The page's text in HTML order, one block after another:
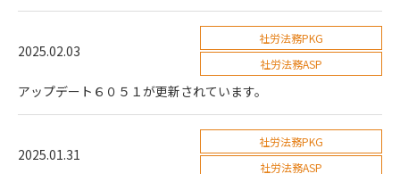
2025.02.03
社労法務PKG
社労法務ASP
アップデート６０５１が更新されています。
2025.01.31
社労法務PKG
社労法務ASP